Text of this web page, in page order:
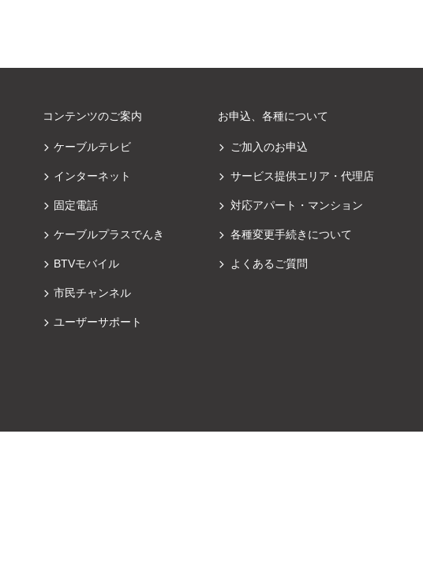
コンテンツのご案内
ケーブルテレビ
インターネット
固定電話
ケーブルプラスでんき
BTVモバイル
市民チャンネル
ユーザーサポート
お申込、各種について
ご加入のお申込
サービス提供エリア・代理店
対応アパート・マンション
各種変更手続きについて
よくあるご質問